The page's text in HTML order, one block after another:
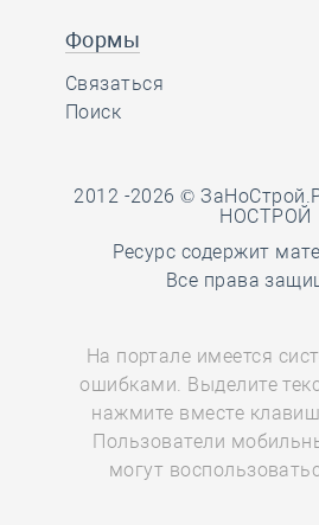
Формы
Связаться
Поиск
2012 -2026 ©
НОСТРОЙ
Ресурс содержит
Все права
На портале имеется
ошибками. Выделите
нажмите вместе
Пользователи
могут